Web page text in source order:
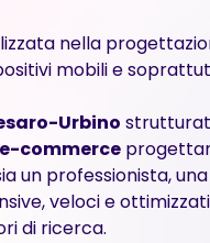
nella
mobili e
Urbino
e-commerce
un professionista,
veloci e
di ricerca.